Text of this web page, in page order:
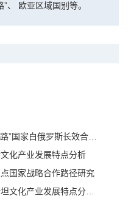
、 欧亚区域国别等。
白俄罗斯长效合作机制研究
化产业发展特点分析
国家战略合作路径研究
点分析及与河北省合作前景研究